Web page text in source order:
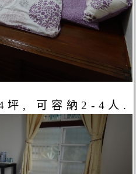
, 可容納2-4人.